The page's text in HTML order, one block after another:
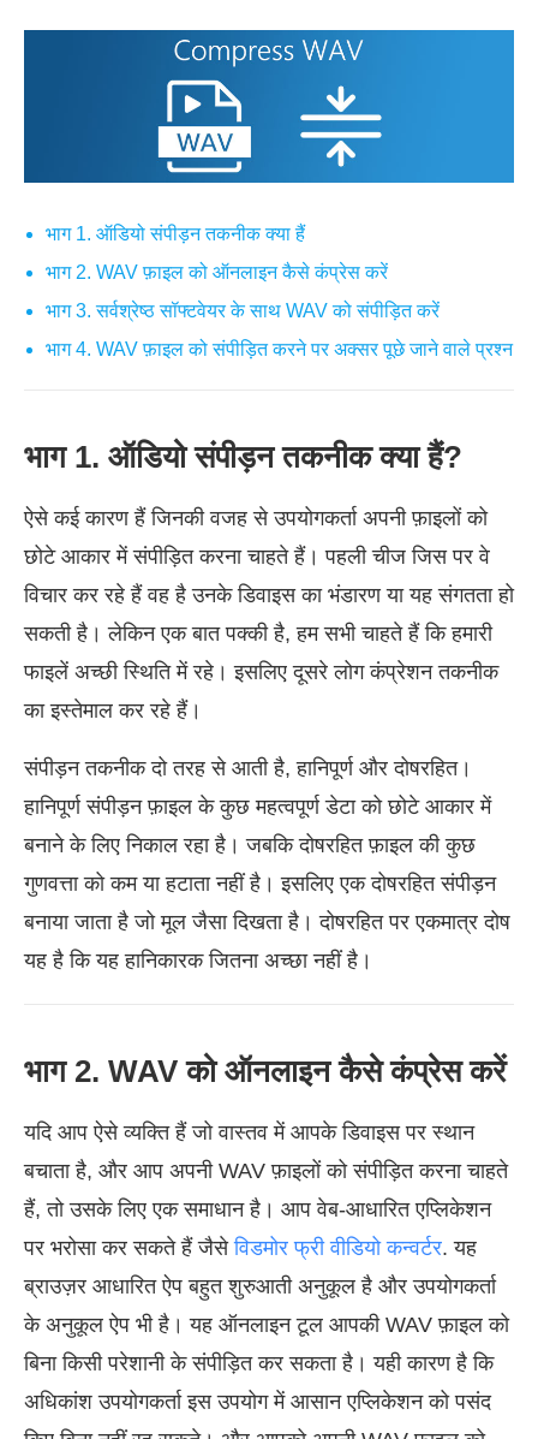
भाग 1. ऑडियो संपीड़न तकनीक क्या हैं
भाग 2. WAV फ़ाइल को ऑनलाइन कैसे कंप्रेस करें
भाग 3. सर्वश्रेष्ठ सॉफ्टवेयर के साथ WAV को संपीड़ित करें
भाग 4. WAV फ़ाइल को संपीड़ित करने पर अक्सर पूछे जाने वाले प्रश्न
भाग 1. ऑडियो संपीड़न तकनीक क्या हैं?
ऐसे कई कारण हैं जिनकी वजह से उपयोगकर्ता अपनी फ़ाइलों को
छोटे आकार में संपीड़ित करना चाहते हैं। पहली चीज जिस पर वे
विचार कर रहे हैं वह है उनके डिवाइस का भंडारण या यह संगतता हो
सकती है। लेकिन एक बात पक्की है, हम सभी चाहते हैं कि हमारी
फाइलें अच्छी स्थिति में रहे। इसलिए दूसरे लोग कंप्रेशन तकनीक
का इस्तेमाल कर रहे हैं।
संपीड़न तकनीक दो तरह से आती है, हानिपूर्ण और दोषरहित।
हानिपूर्ण संपीड़न फ़ाइल के कुछ महत्वपूर्ण डेटा को छोटे आकार में
बनाने के लिए निकाल रहा है। जबकि दोषरहित फ़ाइल की कुछ
गुणवत्ता को कम या हटाता नहीं है। इसलिए एक दोषरहित संपीड़न
बनाया जाता है जो मूल जैसा दिखता है। दोषरहित पर एकमात्र दोष
यह है कि यह हानिकारक जितना अच्छा नहीं है।
भाग 2. WAV को ऑनलाइन कैसे कंप्रेस करें
यदि आप ऐसे व्यक्ति हैं जो वास्तव में आपके डिवाइस पर स्थान
बचाता है, और आप अपनी WAV फ़ाइलों को संपीड़ित करना चाहते
हैं, तो उसके लिए एक समाधान है। आप वेब-आधारित एप्लिकेशन
पर भरोसा कर सकते हैं जैसेविडमोर फ्री वीडियो कन्वर्टर. यह
ब्राउज़र आधारित ऐप बहुत शुरुआती अनुकूल है और उपयोगकर्ता
के अनुकूल ऐप भी है। यह ऑनलाइन टूल आपकी WAV फ़ाइल को
बिना किसी परेशानी के संपीड़ित कर सकता है। यही कारण है कि
अधिकांश उपयोगकर्ता इस उपयोग में आसान एप्लिकेशन को पसंद